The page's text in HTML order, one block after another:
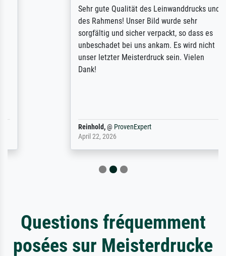
Sehr gute Qualität des Leinwanddrucks und
des Rahmens! Unser Bild wurde sehr
sorgfältig und sicher verpackt, so dass es
unbeschadet bei uns ankam. Es wird nicht
unser letzter Meisterdruck sein. Vielen
ProvenExpert
April 22, 2026
Questions fréquemment
posées sur Meisterdrucke